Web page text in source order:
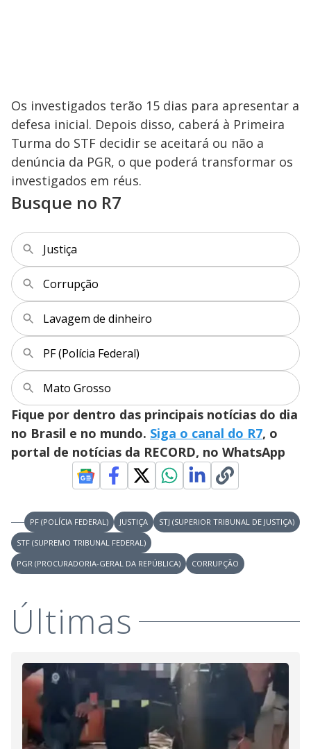
Os investigados terão 15 dias para apresentar a
defesa inicial. Depois disso, caberá à Primeira
Turma do STF decidir se aceitará ou não a
denúncia da PGR, o que poderá transformar os
investigados em réus.
Busque no R7
Justiça
Corrupção
Lavagem de dinheiro
PF (Polícia Federal)
Mato Grosso
Fique por dentro das principais notícias do dia
no Brasil e no mundo. Siga o canal do R7, o
portal de notícias da RECORD, no WhatsApp
PF (POLÍCIA FEDERAL) JUSTIÇA
STJ (SUPERIOR TRIBUNAL DE JUSTIÇA)
STF (SUPREMO TRIBUNAL FEDERAL)
PGR (PROCURADORIA-GERAL DA REPÚBLICA)
CORRUPÇÃO
Últimas